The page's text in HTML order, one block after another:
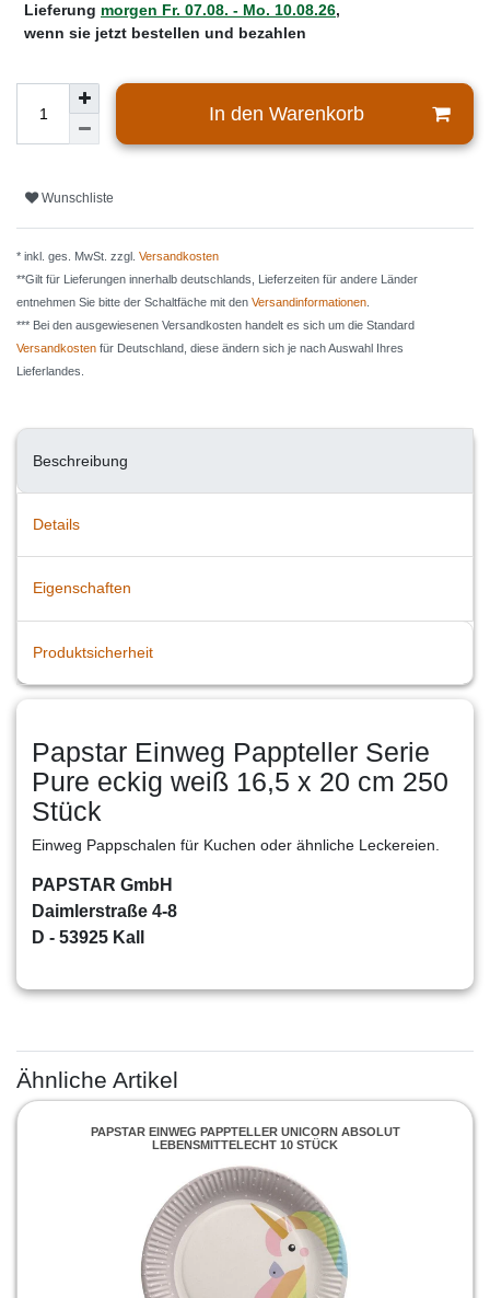
Lieferung morgen Fr. 07.08. - Mo. 10.08.26,
wenn sie jetzt bestellen und bezahlen
In den Warenkorb
Wunschliste
* inkl. ges. MwSt. zzgl. Versandkosten
**Gilt für Lieferungen innerhalb deutschlands, Lieferzeiten für andere Länder
entnehmen Sie bitte der Schaltfäche mit den Versandinformationen
*** Bei den ausgewiesenen Versandkosten handelt es sich um die Standard
Versandkosten für Deutschland, diese ändern sich je nach Auswahl Ihres
Lieferlandes.
Beschreibung
Details
Eigenschaften
Produktsicherheit
Papstar Einweg Pappteller Serie
Pure eckig weiß 16,5 x 20 cm 250
Stück
Einweg Pappschalen für Kuchen oder ähnliche Leckereien.
PAPSTAR GmbH
Daimlerstraße 4-8
D - 53925 Kall
Ähnliche Artikel
PAPSTAR EINWEG PAPPTELLER UNICORN ABSOLUT
LEBENSMITTELECHT 10 STÜCK